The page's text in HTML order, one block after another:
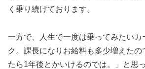
く乗り続けております。
一方で、人生で一度は乗ってみたいカ
ク。課長になりお給料も多少増えたの
たら1年後とかいけるのでは。」と思